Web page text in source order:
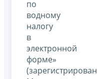
по
водному
налогу
в
электронной
форме»
(зарегистрирован